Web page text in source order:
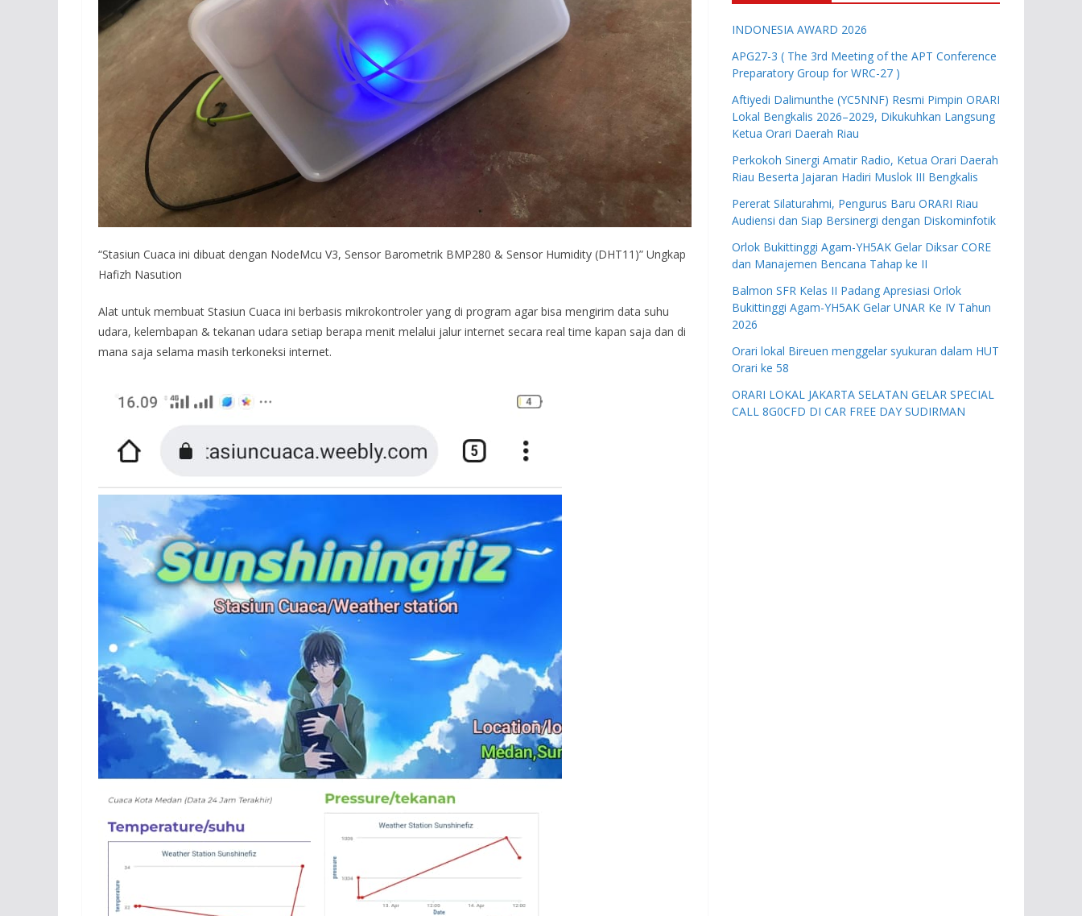
“Stasiun Cuaca ini dibuat dengan NodeMcu V3, Sensor Barometrik BMP280 & Sensor Humidity (DHT11)” Ungkap
Hafizh Nasution
Alat untuk membuat Stasiun Cuaca ini berbasis mikrokontroler yang di program agar bisa mengirim data suhu
udara, kelembapan & tekanan udara setiap berapa menit melalui jalur internet secara real time kapan saja dan di
mana saja selama masih terkoneksi internet.
INDONESIA AWARD 2026
APG27-3 ( The 3rd Meeting of the APT Conference
Preparatory Group for WRC-27 )
Aftiyedi Dalimunthe (YC5NNF) Resmi Pimpin ORARI
Lokal Bengkalis 2026–2029, Dikukuhkan Langsung
Ketua Orari Daerah Riau
Perkokoh Sinergi Amatir Radio, Ketua Orari Daerah
Riau Beserta Jajaran Hadiri Muslok III Bengkalis
Pererat Silaturahmi, Pengurus Baru ORARI Riau
Audiensi dan Siap Bersinergi dengan Diskominfotik
Orlok Bukittinggi Agam-YH5AK Gelar Diksar CORE
dan Manajemen Bencana Tahap ke II
Balmon SFR Kelas II Padang Apresiasi Orlok
Bukittinggi Agam-YH5AK Gelar UNAR Ke IV Tahun
2026
Orari lokal Bireuen menggelar syukuran dalam HUT
Orari ke 58
ORARI LOKAL JAKARTA SELATAN GELAR SPECIAL
CALL 8G0CFD DI CAR FREE DAY SUDIRMAN